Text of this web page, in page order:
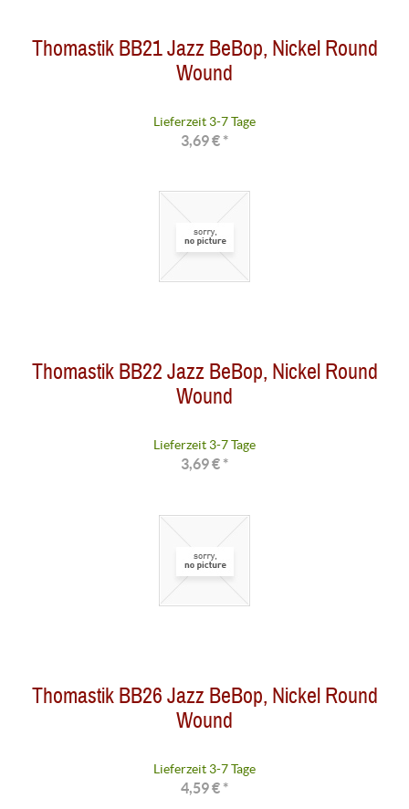
Thomastik BB21 Jazz BeBop, Nickel Round
Wound
Lieferzeit 3-7 Tage
3,69 € *
Thomastik BB22 Jazz BeBop, Nickel Round
Wound
Lieferzeit 3-7 Tage
3,69 € *
Thomastik BB26 Jazz BeBop, Nickel Round
Wound
Lieferzeit 3-7 Tage
4,59 € *